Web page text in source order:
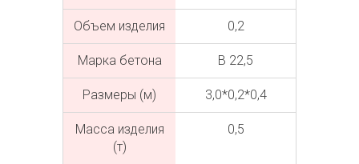
Объем изделия 0,2
Марка бетона В 22,5
Размеры (м) 3,0*0,2*0,4
Масса изделия
(т)
0,5